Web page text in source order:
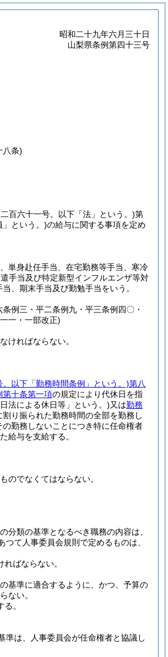
昭和二十九年六月三十日
山梨県条例第四十三号
八条)
百六十一号。以下「法」という。)第
」という。)の給与に関する事項を定め
単身赴任手当、在宅勤務等手当、寒冷
手当及び特定新型インフルエンザ等対
、期末手当及び勤勉手当をいう。
例三・平二条例九・平三条例四〇・
一・一部改正)
ければならない。
以下「勤務時間条例」という。)第八
第十条第一項の規定により代休日を指
法による休日等」という。)又は勤務
り振られた勤務時間の全部を勤務し
勤務しないことにつき特に任命権者
給与を支給する。
のでなくてはならない。
類の基準となるべき職務の内容は、
て人事委員会規則で定めるものは、
ばならない。
基準に適合するように、かつ、予算の
ない。
。
準は、人事委員会が任命権者と協議し